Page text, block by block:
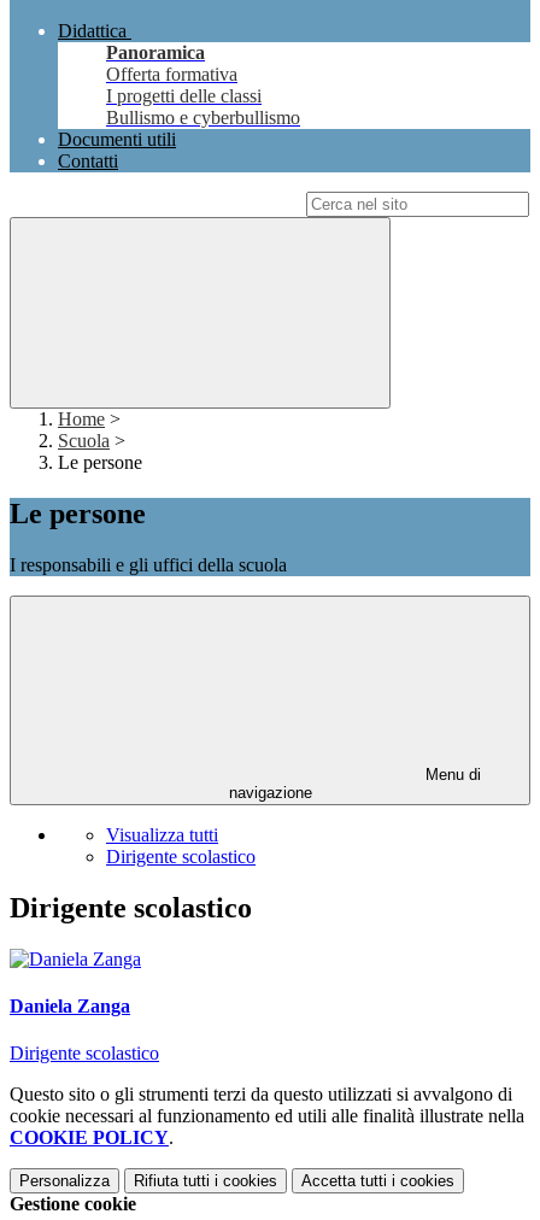
Didattica
Panoramica
Offerta formativa
I progetti delle classi
Bullismo e cyberbullismo
Documenti utili
Contatti
Home >
Scuola >
Le persone
Le persone
I responsabili e gli uffici della scuola
Menu di
navigazione
Visualizza tutti
Dirigente scolastico
Dirigente scolastico
Daniela Zanga
Dirigente scolastico
Questo sito o gli strumenti terzi da questo utilizzati si avvalgono di
cookie necessari al funzionamento ed utili alle finalità illustrate nella
COOKIE POLICY.
Personalizza Rifiuta tutti i cookies Accetta tutti i cookies
Gestione cookie